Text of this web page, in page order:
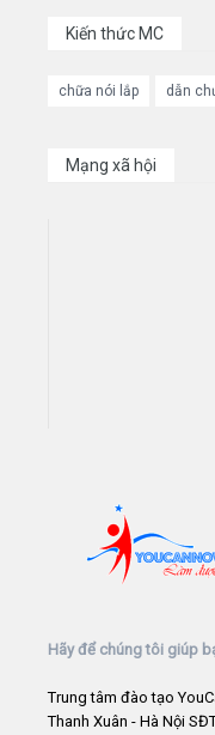
Kiến thức MC
chữa nói lắp dẫn
Mạng xã hội
Hãy để chúng tôi giúp
Trung tâm đào tạo
Thanh Xuân - Hà Nội